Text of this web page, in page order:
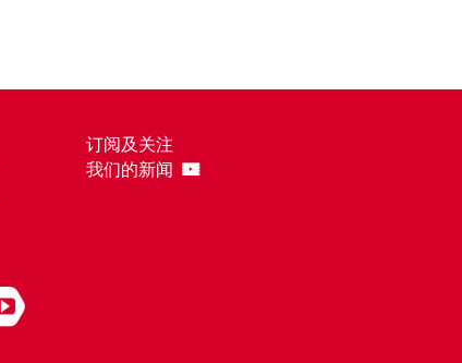
订阅及关注
我们的新闻